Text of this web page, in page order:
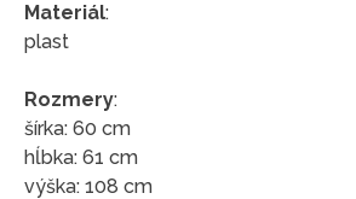
Materiál:
plast
Rozmery:
šírka: 60 cm
hĺbka: 61 cm
výška: 108 cm